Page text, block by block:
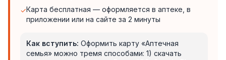
✓Карта бесплатная — оформляется в аптеке, в
приложении или на сайте за 2 минуты
Как вступить: Оформить карту «Аптечная
семья» можно тремя способами: 1) скачать